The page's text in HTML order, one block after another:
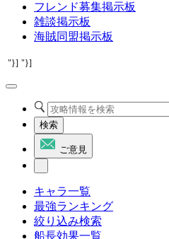
フレンド募集掲示板
雑談掲示板
海賊同盟掲示板
"}] "}]
検索
ご意見
キャラ一覧
最強ランキング
絞り込み検索
船長効果一覧